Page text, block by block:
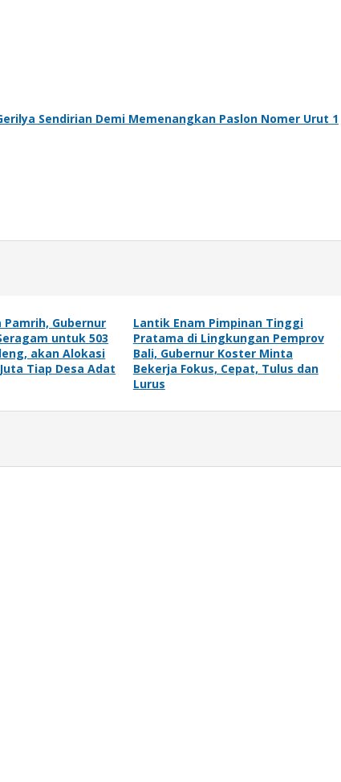
Sendirian Demi Memenangkan Paslon Nomer Urut 1
Pamrih, Gubernur
untuk 503
akan Alokasi
Tiap Desa Adat
Lantik Enam Pimpinan Tinggi
Pratama di Lingkungan Pemprov
Bali, Gubernur Koster Minta
Bekerja Fokus, Cepat, Tulus dan
Lurus